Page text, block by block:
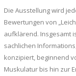
Die Ausstellung wird
Bewertungen von
aufklärend. Insgesamt
sachlichen
konzipiert, beginnend
Muskulatur bis hin zur